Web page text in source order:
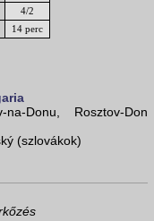
4/2
14 perc
Donu, Rosztov-Don
(szlovákok)